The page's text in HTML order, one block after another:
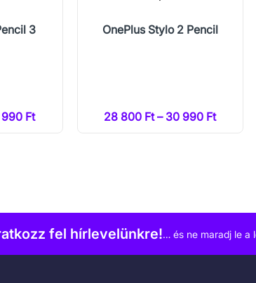
3
Ft
OnePlus Stylo 2 Pencil
28 800 Ft – 30 990 Ft
fel hírlevelünkre!… és ne maradj le a